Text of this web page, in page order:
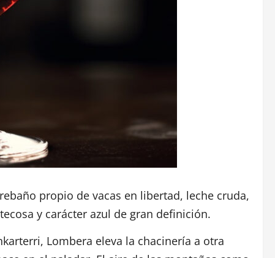
propio de vacas en libertad, leche cruda,
y carácter azul de gran definición.
Lombera eleva la chacinería a otra